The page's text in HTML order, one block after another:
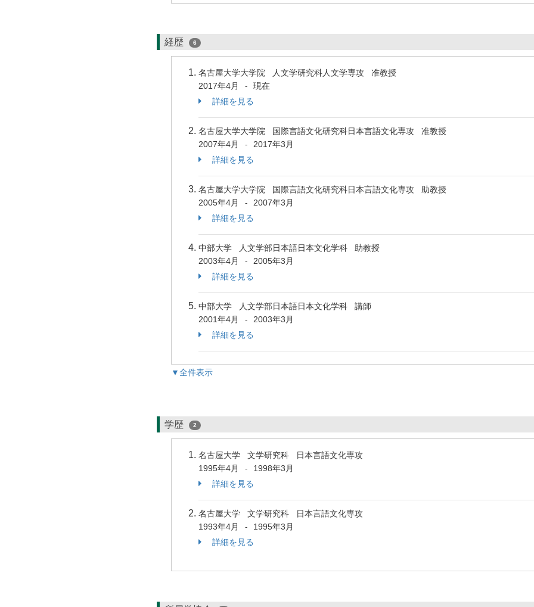
経歴 6
名古屋大学大学院 人文学研究科人文学専攻 准教授
2017年4月
-
現在
詳細を見る
名古屋大学大学院 国際言語文化研究科日本言語文化専攻 准教授
2007年4月
-
2017年3月
詳細を見る
名古屋大学大学院 国際言語文化研究科日本言語文化専攻 助教授
2005年4月
-
2007年3月
詳細を見る
中部大学 人文学部日本語日本文化学科 助教授
2003年4月
-
2005年3月
詳細を見る
中部大学 人文学部日本語日本文化学科 講師
2001年4月
-
2003年3月
詳細を見る
▼全件表示
学歴 2
名古屋大学 文学研究科 日本言語文化専攻
1995年4月
-
1998年3月
詳細を見る
名古屋大学 文学研究科 日本言語文化専攻
1993年4月
-
1995年3月
詳細を見る